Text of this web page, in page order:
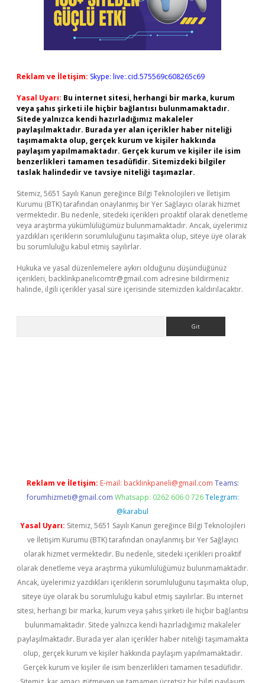
Reklam ve İletişim: Skype: live:.cid.575569c608265c69
Yasal Uyarı: Bu internet sitesi, herhangi bir marka, kurum
veya şahıs şirketi ile hiçbir bağlantısı bulunmamaktadır.
Sitede yalnızca kendi hazırladığımız makaleler
paylaşılmaktadır. Burada yer alan içerikler haber niteliği
taşımamakta olup, gerçek kurum ve kişiler hakkında
paylaşım yapılmamaktadır. Gerçek kurum ve kişiler ile isim
benzerlikleri tamamen tesadüfidir. Sitemizdeki bilgiler
taslak halindedir ve tavsiye niteliği taşımazlar.
Sitemiz, 5651 Sayılı Kanun gereğince Bilgi Teknolojileri ve İletişim
Kurumu (BTK) tarafından onaylanmış bir Yer Sağlayıcı olarak hizmet
vermektedir. Bu nedenle, sitedeki içerikleri proaktif olarak denetleme
veya araştırma yükümlülüğümüz bulunmamaktadır. Ancak, üyelerimiz
yazdıkları içeriklerin sorumluluğunu taşımakta olup, siteye üye olarak
bu sorumluluğu kabul etmiş sayılırlar.
Hukuka ve yasal düzenlemelere aykırı olduğunu düşündüğünüz
içerikleri, backlinkpanelicomtr@gmail.com adresine bildirmeniz
halinde, ilgili içerikler yasal süre içerisinde sitemizden kaldırılacaktır.
Reklam ve İletişim: E-mail: backlinkpaneli@gmail.com Teams:
forumhizmeti@gmail.com Whatsapp: 0262 606 0 726 Telegram:
@karabul
Yasal Uyarı: Sitemiz, 5651 Sayılı Kanun gereğince Bilgi Teknolojileri
ve İletişim Kurumu (BTK) tarafından onaylanmış bir Yer Sağlayıcı
olarak hizmet vermektedir. Bu nedenle, sitedeki içerikleri proaktif
olarak denetleme veya araştırma yükümlülüğümüz bulunmamaktadır.
Ancak, üyelerimiz yazdıkları içeriklerin sorumluluğunu taşımakta olup,
siteye üye olarak bu sorumluluğu kabul etmiş sayılırlar. Bu internet
sitesi, herhangi bir marka, kurum veya şahıs şirketi ile hiçbir bağlantısı
bulunmamaktadır. Sitede yalnızca kendi hazırladığımız makaleler
paylaşılmaktadır. Burada yer alan içerikler haber niteliği taşımamakta
olup, gerçek kurum ve kişiler hakkında paylaşım yapılmamaktadır.
Gerçek kurum ve kişiler ile isim benzerlikleri tamamen tesadüfidir.